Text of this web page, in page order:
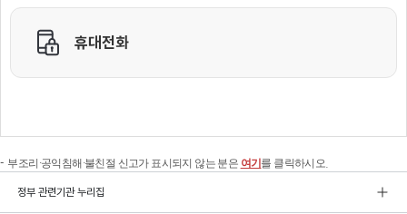
부조리·공익침해·불친절 신고가 표시되지 않는 분은 여기 를 클릭하시오.
정부 관련기관 누리집